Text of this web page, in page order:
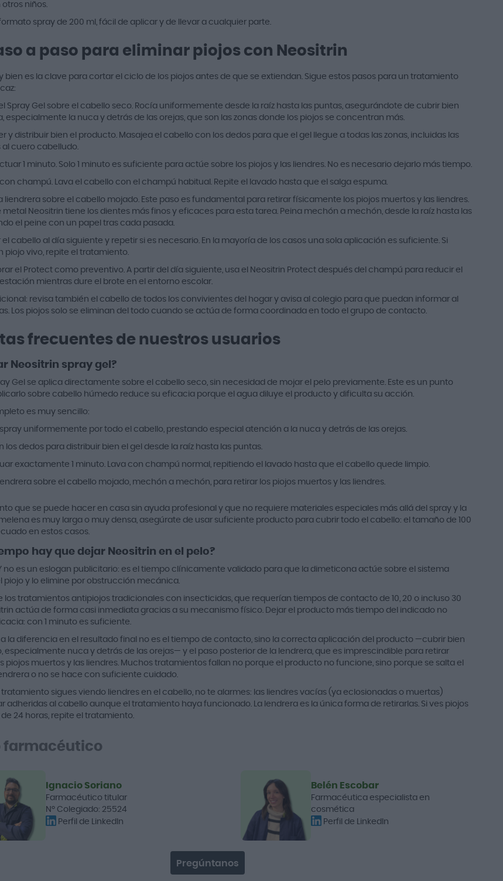
niños.
spray de 200 ml, fácil de aplicar y de llevar a cualquier parte.
a paso para eliminar piojos con Neositrin
bien es la clave para cortar el ciclo de los piojos antes de que se extiendan. Sigue estos pasos para un tratamiento
el Spray Gel sobre el cabello seco. Rocía uniformemente desde la raíz hasta las puntas, asegurándote de cubrir bien
especialmente la nuca y detrás de las orejas, que son las zonas donde los piojos se concentran más.
y distribuir bien el producto. Masajea el cabello con los dedos para que el gel llegue a todas las zonas, incluidas las
cuero cabelludo.
1 minuto. Solo 1 minuto es suficiente para actúe sobre los piojos y las liendres. No es necesario dejarlo más tiempo.
con champú. Lava el cabello con el champú habitual. Repite el lavado hasta que el salga espuma.
liendrera sobre el cabello mojado. Este paso es fundamental para retirar físicamente los piojos muertos y las liendres.
metal Neositrin tiene los dientes más finos y eficaces para esta tarea. Peina mechón a mechón, desde la raíz hasta las
el peine con un papel tras cada pasada.
el cabello al día siguiente y repetir si es necesario. En la mayoría de los casos una sola aplicación es suficiente. Si
piojo vivo, repite el tratamiento.
el Protect como preventivo. A partir del día siguiente, usa el Neositrin Protect después del champú para reducir el
mientras dure el brote en el entorno escolar.
revisa también el cabello de todos los convivientes del hogar y avisa al colegio para que puedan informar al
Los piojos solo se eliminan del todo cuando se actúa de forma coordinada en todo el grupo de contacto.
frecuentes de nuestros usuarios
Neositrin spray gel?
Gel se aplica directamente sobre el cabello seco, sin necesidad de mojar el pelo previamente. Este es un punto
sobre cabello húmedo reduce su eficacia porque el agua diluye el producto y dificulta su acción.
es muy sencillo:
spray uniformemente por todo el cabello, prestando especial atención a la nuca y detrás de las orejas.
los dedos para distribuir bien el gel desde la raíz hasta las puntas.
exactamente 1 minuto. Lava con champú normal, repitiendo el lavado hasta que el cabello quede limpio.
sobre el cabello mojado, mechón a mechón, para retirar los piojos muertos y las liendres.
que se puede hacer en casa sin ayuda profesional y que no requiere materiales especiales más allá del spray y la
melena es muy larga o muy densa, asegúrate de usar suficiente producto para cubrir todo el cabello: el tamaño de 100
en estos casos.
hay que dejar Neositrin en el pelo?
Y no es un eslogan publicitario: es el tiempo clínicamente validado para que la dimeticona actúe sobre el sistema
piojo y lo elimine por obstrucción mecánica.
los tratamientos antipiojos tradicionales con insecticidas, que requerían tiempos de contacto de 10, 20 o incluso 30
actúa de forma casi inmediata gracias a su mecanismo físico. Dejar el producto más tiempo del indicado no
con 1 minuto es suficiente.
la diferencia en el resultado final no es el tiempo de contacto, sino la correcta aplicación del producto —cubrir bien
especialmente nuca y detrás de las orejas— y el paso posterior de la lendrera, que es imprescindible para retirar
piojos muertos y las liendres. Muchos tratamientos fallan no porque el producto no funcione, sino porque se salta el
o no se hace con suficiente cuidado.
tratamiento sigues viendo liendres en el cabello, no te alarmes: las liendres vacías (ya eclosionadas o muertas)
adheridas al cabello aunque el tratamiento haya funcionado. La lendrera es la única forma de retirarlas. Si ves piojos
24 horas, repite el tratamiento.
farmacéutico
Ignacio Soriano
Farmacéutico titular
Nº Colegiado: 25524
Perfil de LinkedIn
Belén Escobar
Farmacéutica especialista en
cosmética
Perfil de LinkedIn
Pregúntanos